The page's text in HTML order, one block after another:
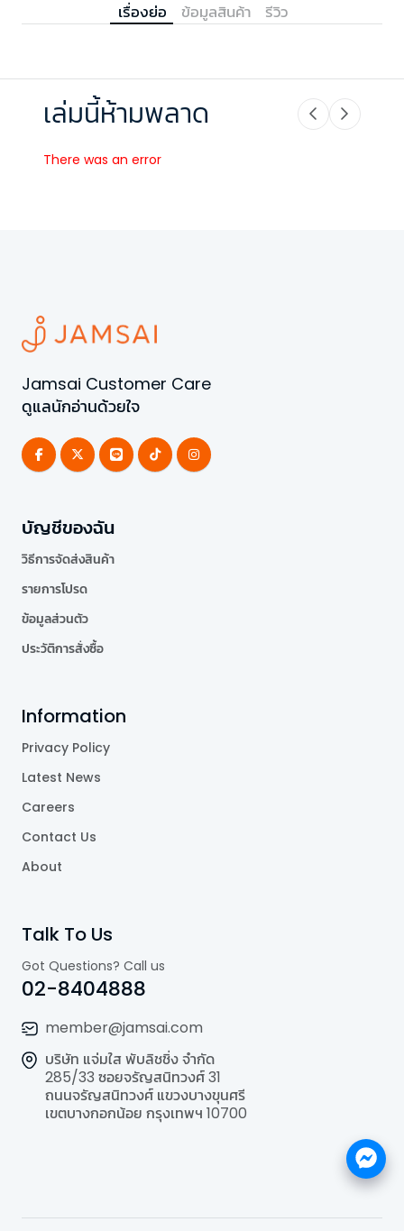
เรื่องย่อ ข้อมูลสินค้า รีวิว
เล่มนี้ห้ามพลาด
There was an error
Jamsai Customer Care
ดูแลนักอ่านด้วยใจ
บัญชีของฉัน
วิธีการจัดส่งสินค้า
รายการโปรด
ข้อมูลส่วนตัว
ประวัติการสั่งซื้อ
Information
Privacy Policy
Latest News
Careers
Contact Us
About
Talk To Us
Got Questions? Call us
02-8404888
member@jamsai.com
บริษัท แจ่มใส พับลิชชิ่ง จำกัด
285/33 ซอยจรัญสนิทวงศ์ 31
ถนนจรัญสนิทวงศ์ แขวงบางขุนศรี
เขตบางกอกน้อย กรุงเทพฯ 10700